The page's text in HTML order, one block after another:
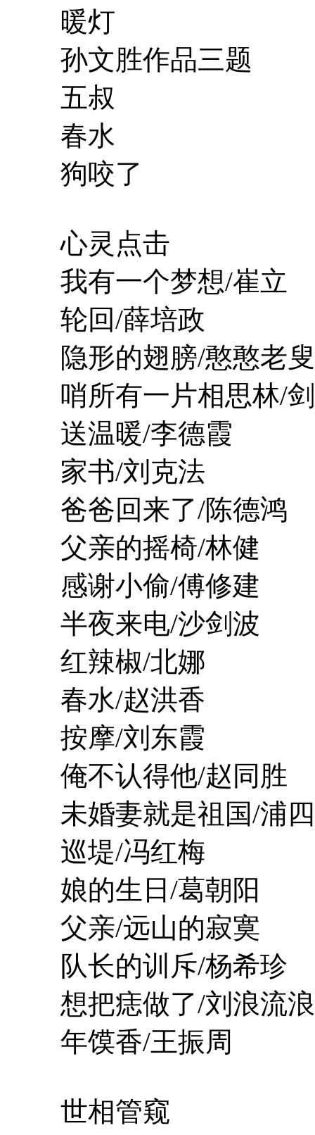
暖灯
孙文胜作品三题
五叔
春水
狗咬了
心灵点击
我有一个梦想/崔立
轮回/薛培政
隐形的翅膀/憨憨老叟
哨所有一片相思林/剑
送温暖/李德霞
家书/刘克法
爸爸回来了/陈德鸿
父亲的摇椅/林健
感谢小偷/傅修建
半夜来电/沙剑波
红辣椒/北娜
春水/赵洪香
按摩/刘东霞
俺不认得他/赵同胜
未婚妻就是祖国/浦
巡堤/冯红梅
娘的生日/葛朝阳
父亲/远山的寂寞
队长的训斥/杨希珍
想把痣做了/刘浪流浪
年馍香/王振周
世相管窥